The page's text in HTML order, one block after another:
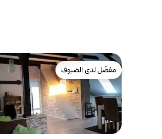
مفضّل لدى الضيوف
مفضّل لدى الضيوف